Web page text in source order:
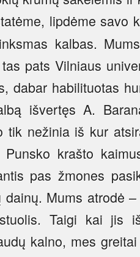
lipdėme savo
kalbas.
pats Vilniaus
dabar habilituotas
išvertęs A.
tik nežinia iš kur
krašto
pas žmones
Mums atrodė
Taigi kai jis
kalno, mes